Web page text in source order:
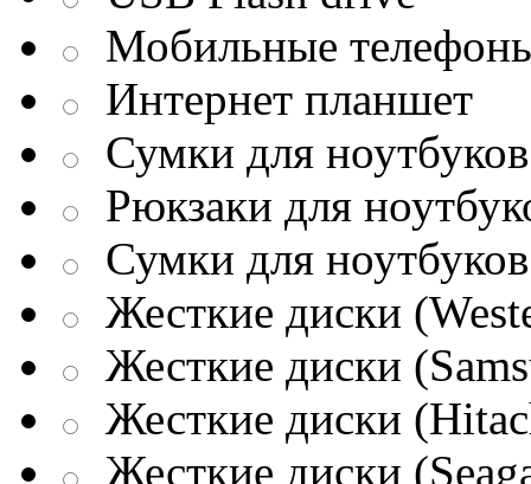
Мобильные
Интернет планшет
Сумки для
Рюкзаки для
Сумки для
Жесткие диски
Жесткие диски
Жесткие диски
Жесткие диски